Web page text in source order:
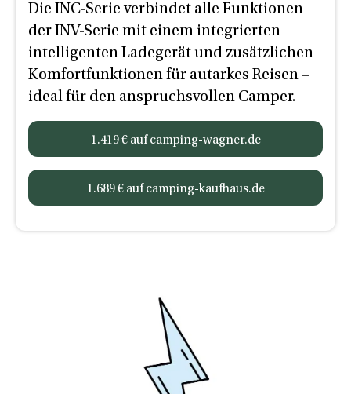
Die INC-Serie verbindet alle Funktionen
der INV-Serie mit einem integrierten
intelligenten Ladegerät und zusätzlichen
Komfortfunktionen für autarkes Reisen –
ideal für den anspruchsvollen Camper.
1.419 € auf camping-wagner.de
1.689 € auf camping-kaufhaus.de